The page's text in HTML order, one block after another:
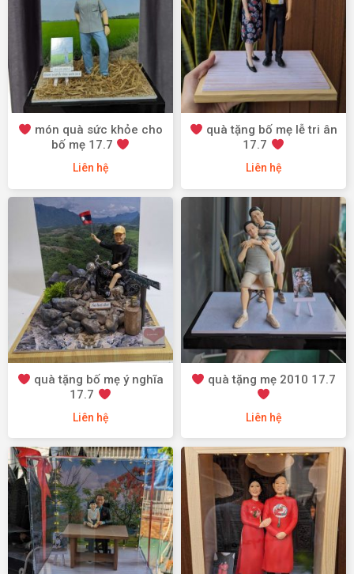
món quà sức khỏe cho
bố mẹ 17.7
Liên hệ
quà tặng bố mẹ lễ tri ân
17.7
Liên hệ
quà tặng bố mẹ ý nghĩa
17.7
Liên hệ
quà tặng mẹ 2010 17.7
Liên hệ